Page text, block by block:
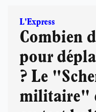
L'Express
Combien
pour
? Le
militaire"